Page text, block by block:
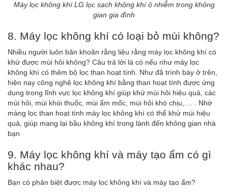
Máy lọc không khí LG lọc sạch không khí ô nhiễm trong không
gian gia đình
8. Máy lọc không khí có loại bỏ mùi không?
Nhiều người luôn băn khoăn rằng liệu rằng máy lọc không khí có
khử được mùi hôi không? Câu trả lời là có nếu như máy lọc
không khí có thêm bộ lọc than hoạt tính. Như đã trình bày ở trên,
hiện nay công nghệ lọc không khí bằng than hoạt tính được ứng
dụng trong lĩnh vực lọc không khí giúp khử mùi hôi hiệu quả, các
mùi hôi, mùi khói thuốc, mùi ẩm mốc, mùi hôi khó chịu,.... . Nhờ
màng lọc than hoạt tính máy lọc không khí có thể khử mùi hiệu
quả, giúp mang lại bầu không khí trong lành đến không gian nhà
bạn
9. Máy lọc không khí và máy tạo ẩm có gì
khác nhau?
Bạn có phân biệt được máy lọc không khí và máy tạo ẩm?